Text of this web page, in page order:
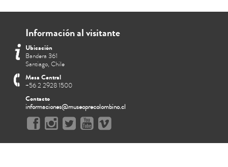
Información al visitante
Ubicación
Bandera 361
Santiago, Chile
Mesa Central
+56 2 2928 1500
Contacto
informaciones@museoprecolombino.cl